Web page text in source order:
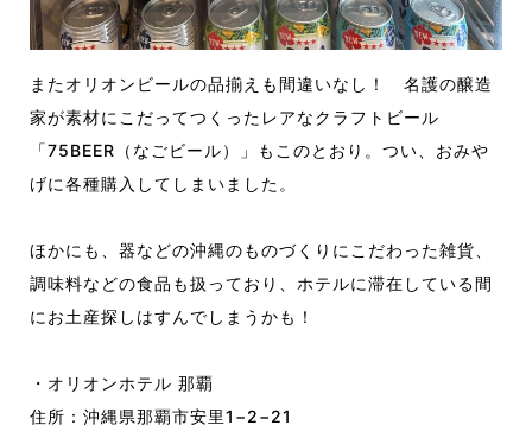
またオリオンビールの品揃えも間違いなし！ 名護の醸造
家が素材にこだってつくったレアなクラフトビール
「75BEER（なごビール）」もこのとおり。つい、おみや
げに各種購入してしまいました。
ほかにも、器などの沖縄のものづくりにこだわった雑貨、
調味料などの食品も扱っており、ホテルに滞在している間
にお土産探しはすんでしまうかも！
・オリオンホテル 那覇
住所：沖縄県那覇市安里1−2−21